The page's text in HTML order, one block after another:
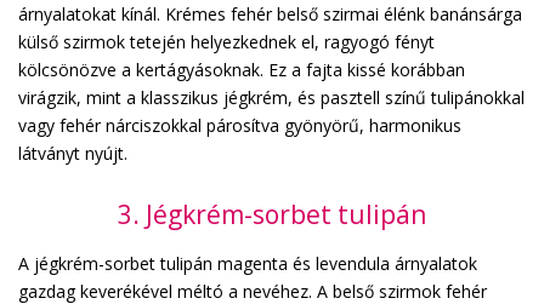
árnyalatokat kínál. Krémes fehér belső szirmai élénk banánsárga
külső szirmok tetején helyezkednek el, ragyogó fényt
kölcsönözve a kertágyásoknak. Ez a fajta kissé korábban
virágzik, mint a klasszikus jégkrém, és pasztell színű tulipánokkal
vagy fehér nárciszokkal párosítva gyönyörű, harmonikus
látványt nyújt.
3. Jégkrém-sorbet tulipán
A jégkrém-sorbet tulipán magenta és levendula árnyalatok
gazdag keverékével méltó a nevéhez. A belső szirmok fehér